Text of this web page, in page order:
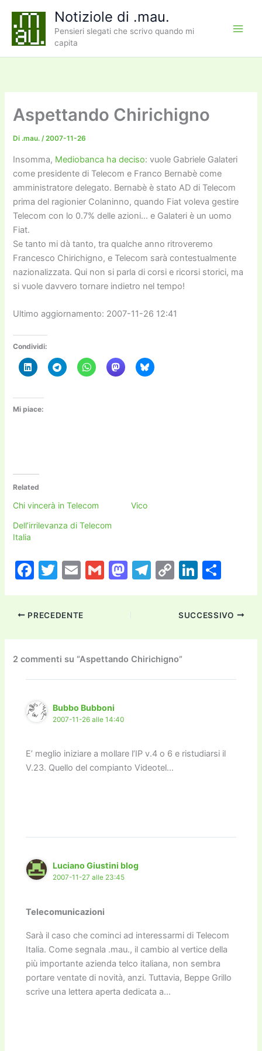
contenuto
Notiziole di .mau.
Pensieri slegati che scrivo quando mi
capita
Aspettando Chirichigno
Di .mau./2007-11-26
Insomma, Mediobanca ha deciso: vuole Gabriele Galateri
come presidente di Telecom e Franco Bernabè come
amministratore delegato. Bernabè è stato AD di Telecom
prima del ragionier Colaninno, quando Fiat voleva gestire
Telecom con lo 0.7% delle azioni… e Galateri è un uomo
Fiat.
Se tanto mi dà tanto, tra qualche anno ritroveremo
Francesco Chirichigno, e Telecom sarà contestualmente
nazionalizzata. Qui non si parla di corsi e ricorsi storici, ma
si vuole davvero tornare indietro nel tempo!
Ultimo aggiornamento: 2007-11-26 12:41
Condividi:
Mi piace:
Related
Chi vincerà in Telecom
Vico
Dell’irrilevanza di Telecom
Italia
F
c
e
b
o
o
k
T
itt
er
E
ai
l
G
M
d
o
n
T
a
m
C
p
y
Li
n
k
Li
k
e
dI
n
di
vi
PRECEDENTE SUCCESSIVO
2 commenti su “Aspettando Chirichigno”
Bubbo Bubboni
2007-11-26 alle 14:40
E’ meglio iniziare a mollare l’IP v.4 o 6 e ristudiarsi il
V.23. Quello del compianto Videotel…
Luciano Giustini blog
2007-11-27 alle 23:45
Telecomunicazioni
Sarà il caso che cominci ad interessarmi di Telecom
Italia. Come segnala .mau., il cambio al vertice della
più importante azienda telco italiana, non sembra
portare ventate di novità, anzi. Tuttavia, Beppe Grillo
scrive una lettera aperta dedicata a…